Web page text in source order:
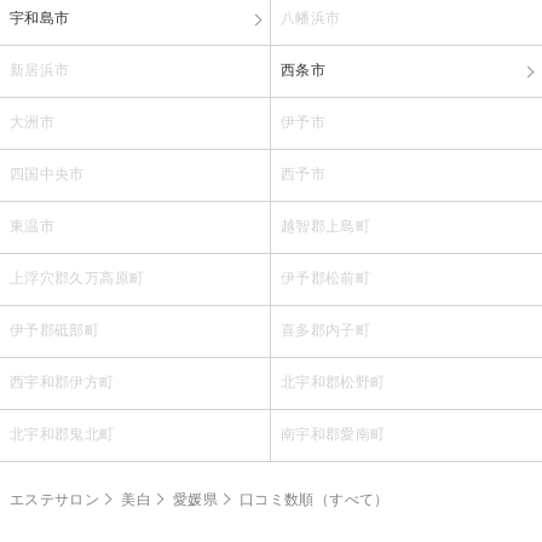
宇和島市 八幡浜市
新居浜市 西条市
大洲市 伊予市
四国中央市 西予市
東温市 越智郡上島町
上浮穴郡久万高原町 伊予郡松前町
伊予郡砥部町 喜多郡内子町
西宇和郡伊方町 北宇和郡松野町
北宇和郡鬼北町 南宇和郡愛南町
エステサロン 美白 愛媛県 口コミ数順（すべて）